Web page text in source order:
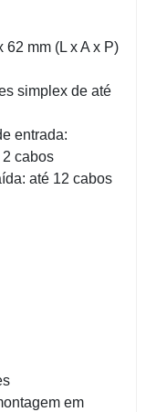
62 mm (L x A x P)
simplex de até
entrada:
cabos
até 12 cabos
em